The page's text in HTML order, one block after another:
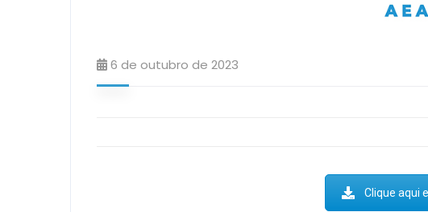
6 de outubro de 2023
Clique aqui